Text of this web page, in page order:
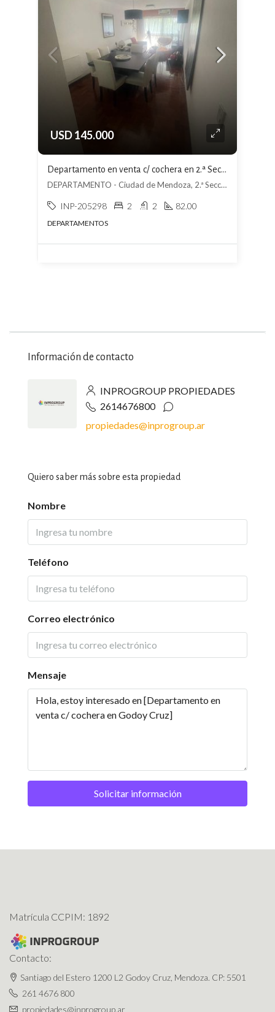
USD 145.000
Departamento en venta c/ cochera en 2.ª Sección Barrio Cívico
DEPARTAMENTO - Ciudad de Mendoza, 2.ª Sección Barrio Cívico, Mendoza
INP-205298 2 2 82.00
DEPARTAMENTOS
Información de contacto
INPROGROUP PROPIEDADES
2614676800
propiedades@inprogroup.ar
Quiero saber más sobre esta propiedad
Nombre
Teléfono
Correo electrónico
Mensaje
Solicitar información
Matrícula CCPIM: 1892
Contacto:
Santiago del Estero 1200 L2 Godoy Cruz, Mendoza. CP: 5501
261 4676 800
propiedades@inprogroup.ar